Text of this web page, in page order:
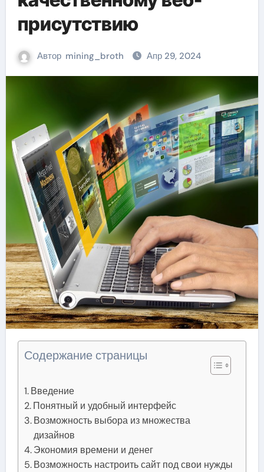
присутствию
Автор mining_broth Апр 29, 2024
Содержание страницы
Введение
Понятный и удобный интерфейс
Возможность выбора из множества
дизайнов
Экономия времени и денег
Возможность настроить сайт под свои нужды